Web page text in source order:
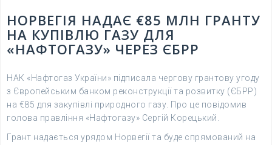
НОРВЕГІЯ НАДАЄ €85 МЛН ГРАНТУ
НА КУПІВЛЮ ГАЗУ ДЛЯ
«НАФТОГАЗУ» ЧЕРЕЗ ЄБРР
НАК «Нафтогаз України» підписала чергову грантову угоду
з Європейським банком реконструкції та розвитку (ЄБРР)
на €85 для закупівлі природного газу. Про це повідомив
голова правління «Нафтогазу» Сергій Корецький.
Грант надається урядом Норвегії та буде спрямований на